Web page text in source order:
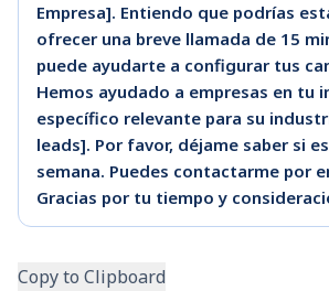
Empresa]. Entiendo que podrías
ofrecer una breve llamada de 15
puede ayudarte a configurar tus
Hemos ayudado a empresas en tu
específico relevante para su
leads]. Por favor, déjame saber si
semana. Puedes contactarme por
Gracias por tu tiempo y
Copy to Clipboard